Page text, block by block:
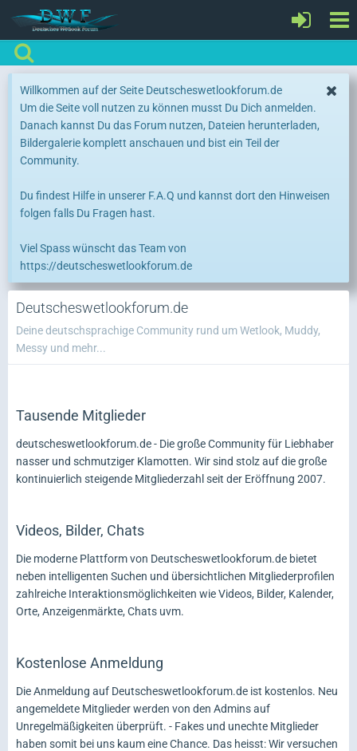
Willkommen auf der Seite Deutscheswetlookforum.de
Um die Seite voll nutzen zu können musst Du Dich anmelden.
Danach kannst Du das Forum nutzen, Dateien herunterladen,
Bildergalerie komplett anschauen und bist ein Teil der
Community.
Du findest Hilfe in unserer F.A.Q und kannst dort den Hinweisen
folgen falls Du Fragen hast.
Viel Spass wünscht das Team von
https://deutscheswetlookforum.de
Deutscheswetlookforum.de
Deine deutschsprachige Community rund um Wetlook, Muddy,
Messy und mehr...
Tausende Mitglieder
deutscheswetlookforum.de - Die große Community für Liebhaber
nasser und schmutziger Klamotten. Wir sind stolz auf die große
kontinuierlich steigende Mitgliederzahl seit der Eröffnung 2007.
Videos, Bilder, Chats
Die moderne Plattform von Deutscheswetlookforum.de bietet
neben intelligenten Suchen und übersichtlichen Mitgliederprofilen
zahlreiche Interaktionsmöglichkeiten wie Videos, Bilder, Kalender,
Orte, Anzeigenmärkte, Chats uvm.
Kostenlose Anmeldung
Die Anmeldung auf Deutscheswetlookforum.de ist kostenlos. Neu
angemeldete Mitglieder werden von den Admins auf
Unregelmäßigkeiten überprüft. - Fakes und unechte Mitglieder
haben somit bei uns kaum eine Chance. Das heisst: Wir versuchen